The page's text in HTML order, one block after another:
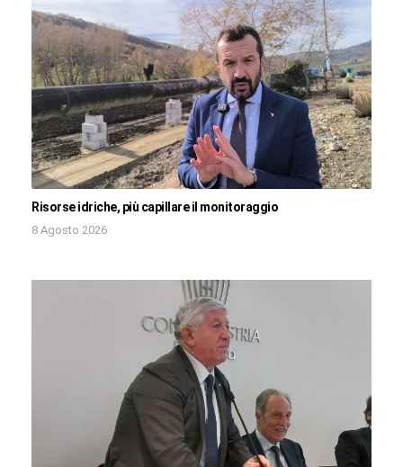
Risorse idriche, più capillare il monitoraggio
8 Agosto 2026